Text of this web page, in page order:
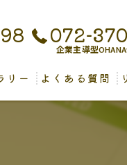
072-
企業主導型
リー よくある質問